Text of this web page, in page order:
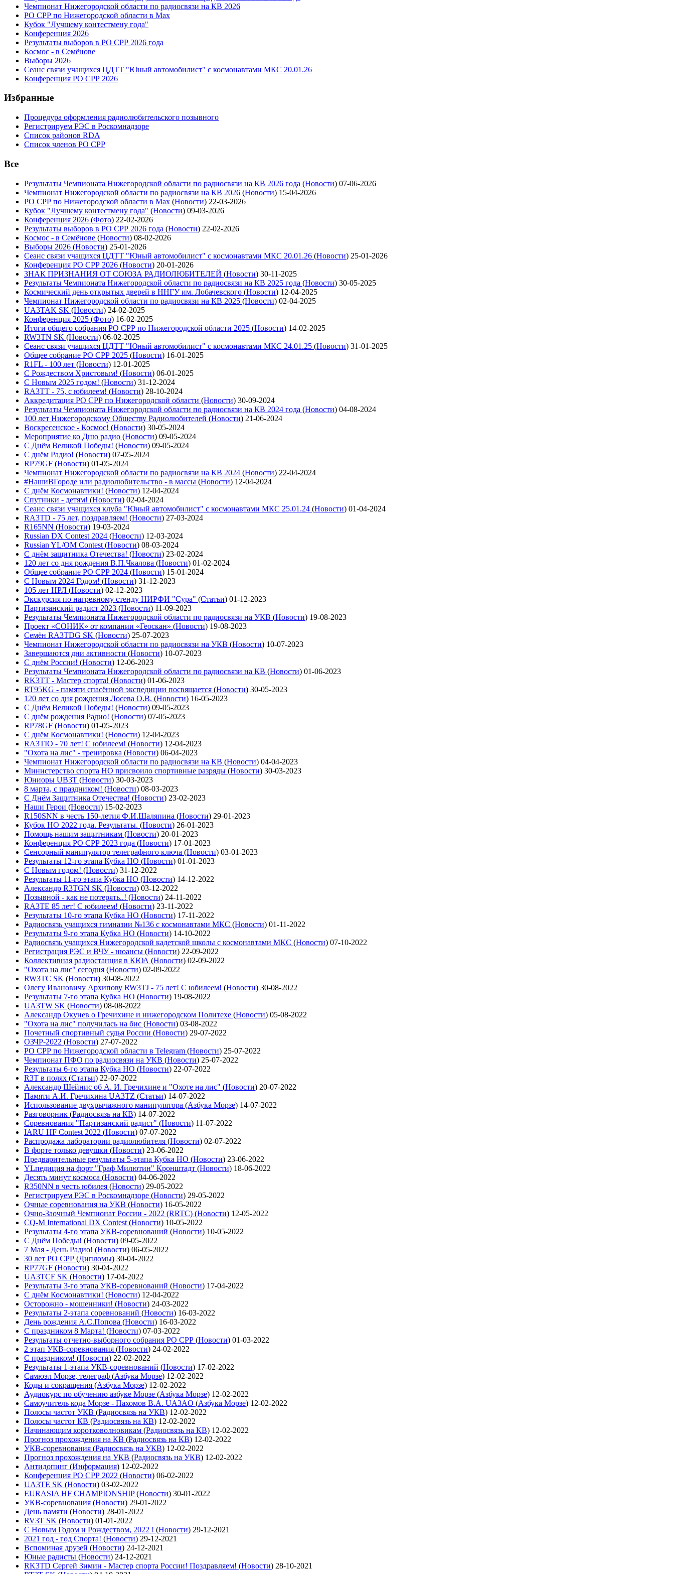
Чемпионат Нижегородской области по радиосвязи на КВ 2026
РО СРР по Нижегородской области в Max
Кубок "Лучшему контестмену года"
Конференция 2026
Результаты выборов в РО СРР 2026 года
Космос - в Семёнове
Выборы 2026
Сеанс связи учащихся ЦДТТ "Юный автомобилист" с космонавтами МКС 20.01.26
Конференция РО СРР 2026
Избранные
Процедура оформления радиолюбительского позывного
Регистрируем РЭС в Роскомнадзоре
Список районов RDA
Список членов РО СРР
Все
Результаты Чемпионата Нижегородской области по радиосвязи на КВ 2026 года (Новости) 07-06-2026
Чемпионат Нижегородской области по радиосвязи на КВ 2026 (Новости) 15-04-2026
РО СРР по Нижегородской области в Max (Новости) 22-03-2026
Кубок "Лучшему контестмену года" (Новости) 09-03-2026
Конференция 2026 (Фото) 22-02-2026
Результаты выборов в РО СРР 2026 года (Новости) 22-02-2026
Космос - в Семёнове (Новости) 08-02-2026
Выборы 2026 (Новости) 25-01-2026
Сеанс связи учащихся ЦДТТ "Юный автомобилист" с космонавтами МКС 20.01.26 (Новости) 25-01-2026
Конференция РО СРР 2026 (Новости) 20-01-2026
ЗНАК ПРИЗНАНИЯ ОТ СОЮЗА РАДИОЛЮБИТЕЛЕЙ (Новости) 30-11-2025
Результаты Чемпионата Нижегородской области по радиосвязи на КВ 2025 года (Новости) 30-05-2025
Космический день открытых дверей в ННГУ им. Лобачевского (Новости) 12-04-2025
Чемпионат Нижегородской области по радиосвязи на КВ 2025 (Новости) 02-04-2025
UA3TAK SK (Новости) 24-02-2025
Конференция 2025 (Фото) 16-02-2025
Итоги общего собрания РО СРР по Нижегородской области 2025 (Новости) 14-02-2025
RW3TN SK (Новости) 06-02-2025
Сеанс связи учащихся ЦДТТ "Юный автомобилист" с космонавтами МКС 24.01.25 (Новости) 31-01-2025
Общее собрание РО СРР 2025 (Новости) 16-01-2025
R1FL - 100 лет (Новости) 12-01-2025
С Рождеством Христовым! (Новости) 06-01-2025
С Новым 2025 годом! (Новости) 31-12-2024
RA3TT - 75, с юбилеем! (Новости) 28-10-2024
Аккредитация РО СРР по Нижегородской области (Новости) 30-09-2024
Результаты Чемпионата Нижегородской области по радиосвязи на КВ 2024 года (Новости) 04-08-2024
100 лет Нижегородскому Обществу Радиолюбителей (Новости) 21-06-2024
Воскресенское - Космос! (Новости) 30-05-2024
Мероприятие ко Дню радио (Новости) 09-05-2024
С Днём Великой Победы! (Новости) 09-05-2024
С днём Радио! (Новости) 07-05-2024
RP79GF (Новости) 01-05-2024
Чемпионат Нижегородской области по радиосвязи на КВ 2024 (Новости) 22-04-2024
#НашиВГороде или радиолюбительство - в массы (Новости) 12-04-2024
С днём Космонавтики! (Новости) 12-04-2024
Спутники - детям! (Новости) 02-04-2024
Сеанс связи учащихся клуба "Юный автомобилист" с космонавтами МКС 25.01.24 (Новости) 01-04-2024
RA3TD - 75 лет, поздравляем! (Новости) 27-03-2024
R165NN (Новости) 19-03-2024
Russian DX Contest 2024 (Новости) 12-03-2024
Russian YL/OM Contest (Новости) 08-03-2024
С днём защитника Отечества! (Новости) 23-02-2024
120 лет со дня рождения В.П.Чкалова (Новости) 01-02-2024
Общее собрание РО СРР 2024 (Новости) 15-01-2024
С Новым 2024 Годом! (Новости) 31-12-2023
105 лет НРЛ (Новости) 02-12-2023
Экскурсия по нагревному стенду НИРФИ "Сура" (Статьи) 01-12-2023
Партизанский радист 2023 (Новости) 11-09-2023
Результаты Чемпионата Нижегородской области по радиосвязи на УКВ (Новости) 19-08-2023
Проект «СОНИК» от компании «Геоскан» (Новости) 19-08-2023
Семён RA3TDG SK (Новости) 25-07-2023
Чемпионат Нижегородской области по радиосвязи на УКВ (Новости) 10-07-2023
Завершаются дни активности (Новости) 10-07-2023
С днём России! (Новости) 12-06-2023
Результаты Чемпионата Нижегородской области по радиосвязи на КВ (Новости) 01-06-2023
RK3TT - Мастер спорта! (Новости) 01-06-2023
RT95KG - памяти спасённой экспедиции посвящается (Новости) 30-05-2023
120 лет со дня рождения Лосева О.В. (Новости) 16-05-2023
С Днём Великой Победы! (Новости) 09-05-2023
С днём рождения Радио! (Новости) 07-05-2023
RP78GF (Новости) 01-05-2023
С днём Космонавтики! (Новости) 12-04-2023
RA3TIO - 70 лет! С юбилеем! (Новости) 12-04-2023
"Охота на лис" - тренировка (Новости) 06-04-2023
Чемпионат Нижегородской области по радиосвязи на КВ (Новости) 04-04-2023
Министерство спорта НО присвоило спортивные разряды (Новости) 30-03-2023
Юниоры UB3T (Новости) 30-03-2023
8 марта, с праздником! (Новости) 08-03-2023
С Днём Защитника Отечества! (Новости) 23-02-2023
Наши Герои (Новости) 15-02-2023
R150SNN в честь 150-летия Ф.И.Шаляпина (Новости) 29-01-2023
Кубок НО 2022 года. Результаты. (Новости) 26-01-2023
Помощь нашим защитникам (Новости) 20-01-2023
Конференция РО СРР 2023 года (Новости) 17-01-2023
Сенсорный манипулятор телеграфного ключа (Новости) 03-01-2023
Результаты 12-го этапа Кубка НО (Новости) 01-01-2023
С Новым годом! (Новости) 31-12-2022
Результаты 11-го этапа Кубка НО (Новости) 14-12-2022
Александр R3TGN SK (Новости) 03-12-2022
Позывной - как не потерять..! (Новости) 24-11-2022
RA3TE 85 лет! С юбилеем! (Новости) 23-11-2022
Результаты 10-го этапа Кубка НО (Новости) 17-11-2022
Радиосвязь учащихся гимназии №136 с космонавтами МКС (Новости) 01-11-2022
Результаты 9-го этапа Кубка НО (Новости) 14-10-2022
Радиосвязь учащихся Нижегородской кадетской школы с космонавтами МКС (Новости) 07-10-2022
Регистрация РЭС и ВЧУ - нюансы (Новости) 22-09-2022
Коллективная радиостанция в КЮА (Новости) 02-09-2022
"Охота на лис" сегодня (Новости) 02-09-2022
RW3TC SK (Новости) 30-08-2022
Олегу Ивановичу Архипову RW3TJ - 75 лет! С юбилеем! (Новости) 30-08-2022
Результаты 7-го этапа Кубка НО (Новости) 19-08-2022
UA3TW SK (Новости) 08-08-2022
Александр Окунев о Гречихине и нижегородском Политехе (Новости) 05-08-2022
"Охота на лис" получилась на бис (Новости) 03-08-2022
Почетный спортивный судья России (Новости) 29-07-2022
ОЗЧР-2022 (Новости) 27-07-2022
РО СРР по Нижегородской области в Telegram (Новости) 25-07-2022
Чемпионат ПФО по радиосвязи на УКВ (Новости) 25-07-2022
Результаты 6-го этапа Кубка НО (Новости) 22-07-2022
R3T в полях (Статьи) 22-07-2022
Александр Шейнис об А. И. Гречихине и "Охоте на лис" (Новости) 20-07-2022
Памяти А.И. Гречихина UA3TZ (Статьи) 14-07-2022
Использование двухрычажного манипулятора (Азбука Морзе) 14-07-2022
Разговорник (Радиосвязь на КВ) 14-07-2022
Соревнования "Партизанский радист" (Новости) 11-07-2022
IARU HF Contest 2022 (Новости) 07-07-2022
Распродажа лаборатории радиолюбителя (Новости) 02-07-2022
В форте только девушки (Новости) 23-06-2022
Предварительные результаты 5-этапа Кубка НО (Новости) 23-06-2022
YLпедиция на форт "Граф Милютин" Кронштадт (Новости) 18-06-2022
Десять минут космоса (Новости) 04-06-2022
R350NN в честь юбилея (Новости) 29-05-2022
Регистрируем РЭС в Роскомнадзоре (Новости) 29-05-2022
Очные соревнования на УКВ (Новости) 16-05-2022
Очно-Заочный Чемпионат России - 2022 (RRTC) (Новости) 12-05-2022
CQ-M International DX Contest (Новости) 10-05-2022
Результаты 4-го этапа УКВ-соревнований (Новости) 10-05-2022
С Днём Победы! (Новости) 09-05-2022
7 Мая - День Радио! (Новости) 06-05-2022
30 лет РО СРР (Дипломы) 30-04-2022
RP77GF (Новости) 30-04-2022
UA3TCF SK (Новости) 17-04-2022
Результаты 3-го этапа УКВ-соревнований (Новости) 17-04-2022
С днём Космонавтики! (Новости) 12-04-2022
Осторожно - мошенники! (Новости) 24-03-2022
Результаты 2-этапа соревнований (Новости) 16-03-2022
День рождения А.С.Попова (Новости) 16-03-2022
С праздником 8 Марта! (Новости) 07-03-2022
Результаты отчетно-выборного собрания РО СРР (Новости) 01-03-2022
2 этап УКВ-соревнования (Новости) 24-02-2022
С праздником! (Новости) 22-02-2022
Результаты 1-этапа УКВ-соревнований (Новости) 17-02-2022
Самюэл Морзе, телеграф (Азбука Морзе) 12-02-2022
Коды и сокращения (Азбука Морзе) 12-02-2022
Аудиокурс по обучению азбуке Морзе (Азбука Морзе) 12-02-2022
Самоучитель кода Морзе - Пахомов В.А. UA3AO (Азбука Морзе) 12-02-2022
Полосы частот УКВ (Радиосвязь на УКВ) 12-02-2022
Полосы частот КВ (Радиосвязь на КВ) 12-02-2022
Начинающим коротковолновикам (Радиосвязь на КВ) 12-02-2022
Прогноз прохождения на КВ (Радиосвязь на КВ) 12-02-2022
УКВ-соревнования (Радиосвязь на УКВ) 12-02-2022
Прогноз прохождения на УКВ (Радиосвязь на УКВ) 12-02-2022
Антидопинг (Информация) 12-02-2022
Конференция РО СРР 2022 (Новости) 06-02-2022
UA3TE SK (Новости) 03-02-2022
EURASIA HF CHAMPIONSHIP(Новости) 30-01-2022
УКВ-соревнования (Новости) 29-01-2022
День памяти (Новости) 28-01-2022
RV3T SK (Новости) 01-01-2022
С Новым Годом и Рождеством, 2022 ! (Новости) 29-12-2021
2021 год - год Cпорта! (Новости) 29-12-2021
Вспоминая друзей (Новости) 24-12-2021
Юные радисты (Новости) 24-12-2021
RK3TD Сергей Зимин - Мастер спорта России! Поздравляем! (Новости) 28-10-2021